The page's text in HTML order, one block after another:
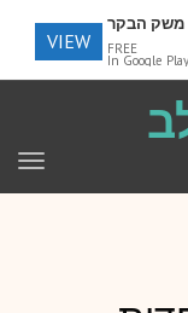
משק הבקר
FREE
In Google Play
VIEW